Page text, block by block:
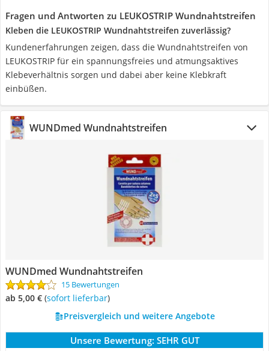
Fragen und Antworten zu LEUKOSTRIP Wundnahtstreifen
Kleben die LEUKOSTRIP Wundnahtstreifen zuverlässig?
Kundenerfahrungen zeigen, dass die Wundnahtstreifen von
LEUKOSTRIP für ein spannungsfreies und atmungsaktives
Klebeverhältnis sorgen und dabei aber keine Klebkraft
einbüßen.
WUNDmed Wundnahtstreifen
WUNDmed Wundnahtstreifen
15 Bewertungen
ab 5,00 € ( Sofort lieferbar)
Preisvergleich und weitere Angebote
Unsere Bewertung: SEHR GUT